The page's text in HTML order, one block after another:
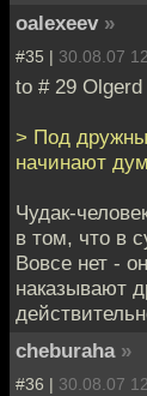
oalexeev »
#35 | 30.08.07
to # 29
> Под
начинают
Чудак-
в том, что в
Вовсе нет -
наказывают
cheburaha »
#36 | 30.08.07